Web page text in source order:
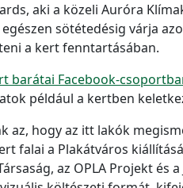
aki a közeli Auróra
sötétedésig várja
a kert fenntartásában.
barátai Facebook-
például a kertben
az, hogy az itt lakók
falai a Plakátváros
az OPLA Projekt és